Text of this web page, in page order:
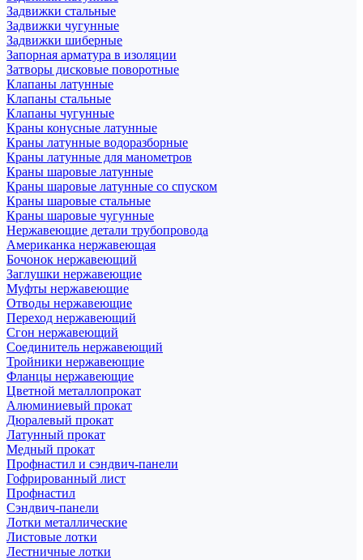
Задвижки стальные
Задвижки чугунные
Задвижки шиберные
Запорная арматура в изоляции
Затворы дисковые поворотные
Клапаны латунные
Клапаны стальные
Клапаны чугунные
Краны конусные латунные
Краны латунные водоразборные
Краны латунные для манометров
Краны шаровые латунные
Краны шаровые латунные со спуском
Краны шаровые стальные
Краны шаровые чугунные
Нержавеющие детали трубопровода
Американка нержавеющая
Бочонок нержавеющий
Заглушки нержавеющие
Муфты нержавеющие
Отводы нержавеющие
Переход нержавеющий
Сгон нержавеющий
Соединитель нержавеющий
Тройники нержавеющие
Фланцы нержавеющие
Цветной металлопрокат
Алюминиевый прокат
Дюралевый прокат
Латунный прокат
Медный прокат
Профнастил и сэндвич-панели
Гофрированный лист
Профнастил
Сэндвич-панели
Лотки металлические
Листовые лотки
Лестничные лотки